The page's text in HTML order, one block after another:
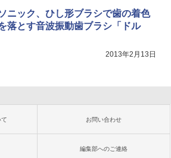
ニック、ひし形ブラシで歯の着色
落とす音波振動歯ブラシ「ドル
2013年2月13日
お問い合わせ
編集部へのご連絡